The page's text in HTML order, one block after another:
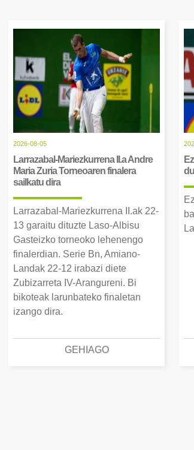
2026-08-05
Larrazabal-Mariezkurrena II.a Andre
Maria Zuria Torneoaren finalera
sailkatu dira
Larrazabal-Mariezkurrena II.ak 22-
13 garaitu dituzte Laso-Albisu
Gasteizko torneoko lehenengo
finalerdian. Serie Bn, Amiano-
Landak 22-12 irabazi diete
Zubizarreta IV-Arangureni. Bi
bikoteak larunbateko finaletan
izango dira.
GEHIAGO